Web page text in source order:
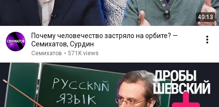
40:13
Почему человечество застряло на орбите? —
Семихатов, Сурдин
Семихатов • 571K views